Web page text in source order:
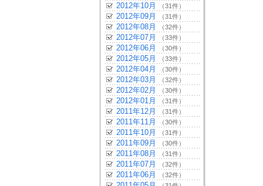
2012年10月 （31件）
2012年09月 （31件）
2012年08月 （32件）
2012年07月 （33件）
2012年06月 （30件）
2012年05月 （33件）
2012年04月 （30件）
2012年03月 （32件）
2012年02月 （30件）
2012年01月 （31件）
2011年12月 （31件）
2011年11月 （30件）
2011年10月 （31件）
2011年09月 （30件）
2011年08月 （31件）
2011年07月 （32件）
2011年06月 （32件）